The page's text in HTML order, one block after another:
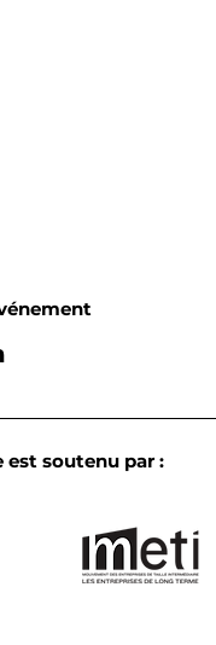
est soutenu par :